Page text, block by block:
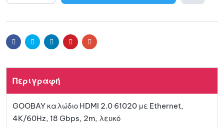
αγαπη
l
r
FacebookTwitter LinkedinPinterestEmail
Περιγραφή
GOOBAY καλώδιο HDMI 2.0 61020 με Ethernet,
4K/60Hz, 18 Gbps, 2m, λευκό